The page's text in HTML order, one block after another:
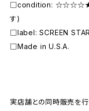
□condition: ☆☆☆☆★(色
す)
□label: SCREEN
□Made in U.S.A.
実店舗との同時販売を行